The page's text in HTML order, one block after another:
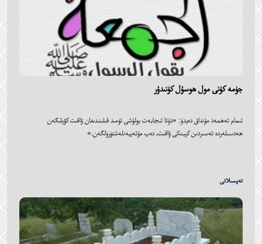
جۈمە كۈنى مول ھوسۇل كۈنىدۇر
ئىمام ئەھمەد مۇنداق دەيدۇ: «دۇئا ئىجابەت بولۇشى ئۈمىد قىلىنىدىغان ۋاقىت كۆپلىگەن
ھەدىسلەردە ئەسىردىن كېيىنكى ۋاقىت، دەپ مۇئەييەنلەشتۈرۈلگەن.»
تەپسىلاتى